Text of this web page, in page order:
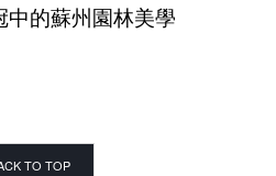
中的蘇州園林美學
TO TOP